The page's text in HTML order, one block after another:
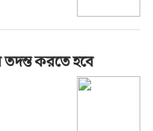
করতে হবে